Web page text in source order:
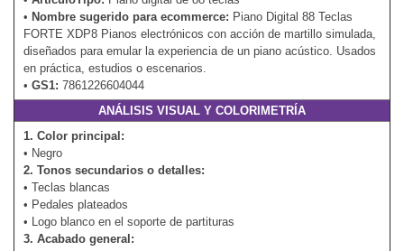
• Nombre sugerido para ecommerce: Piano Digital 88 Teclas
FORTE XDP8 Pianos electrónicos con acción de martillo simulada,
diseñados para emular la experiencia de un piano acústico. Usados
en práctica, estudios o escenarios.
• GS1: 7861226604044
ANÁLISIS VISUAL Y COLORIMETRÍA
1. Color principal:
• Negro
2. Tonos secundarios o detalles:
• Teclas blancas
• Pedales plateados
• Logo blanco en el soporte de partituras
3. Acabado general: